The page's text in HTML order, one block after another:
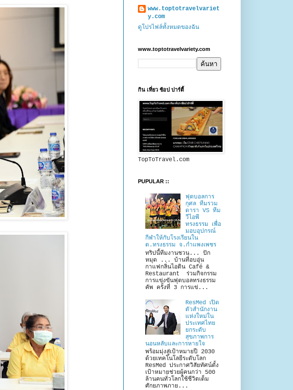
www.toptotravelvariet
y.com
ดูโปรไฟล์ทั้งหมดของฉัน
www.toptotravelvariety.com
กิน เที่ยว ช้อป ปาร์ตี้
TopToTravel.com
PUPULAR ::
ฟุตบอลการ
กุศล ทีมรวม
ดารา VS ทีม
วีไอพี
ทรงธรรม เพื่อ
มอบอุปกรณ์
กีฬาให้กับโรงเรียนใน
ต.ทรงธรรม จ.กำแพงเพชร
ทริปนี้ทีมงานชวน... ปัก
หมุด ... บ้านที่อบอุ่น
กาแฟกลิ่นไอดิน Café &
Restaurant ร่วมกิจกรรม
การแข่งขันฟุตบอลทรงธรรม
คัพ ครั้งที่ 3 การแข่...
ResMed เปิด
ตัวสำนักงาน
แห่งใหม่ใน
ประเทศไทย
ยกระดับ
สุขภาพการ
นอนหลับและการหายใจ
พร้อมมุ่งสู่เป้าหมายปี 2030
ด้วยเทคโนโลยีระดับโลก
ResMed ประกาศวิสัยทัศน์ตั้ง
เป้าหมายช่วยผู้คนกว่า 500
ล้านคนทั่วโลกใช้ชีวิตเต็ม
ศักยภาพภาย...